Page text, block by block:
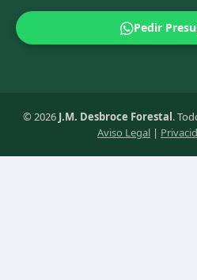
Pedir
© 2026 J.M. Desbroce Forestal.
Aviso Legal |